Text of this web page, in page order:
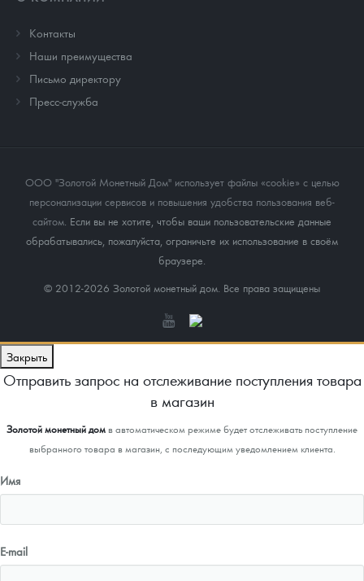
Контакты
Наши преимущества
Письмо директору
Пресс-служба
ООО "Золотой Монетный Дом" использует файлы «cookie» с целью
персонализации сервисов и повышения удобства пользования веб-
сайтом. Если вы не хотите, чтобы ваши пользовательские данные
обрабатывались, пожалуйста, ограничьте их использование в своём
браузере.
© 2012-2026 Золотой монетный дом. Все права защищены
Закрыть
Отправить запрос на отслеживание поступления товара
в магазин
Золотой монетный домв автоматическом режиме будет отслеживать поступление
выбранного товара в магазин, с последующим уведомлением клиента.
Имя
E-mail